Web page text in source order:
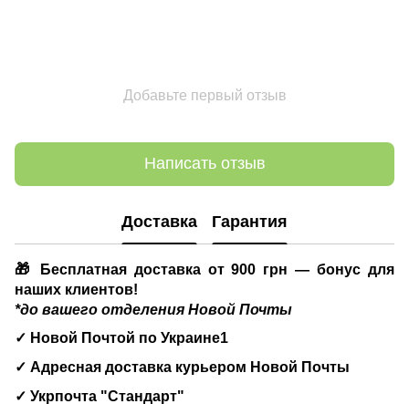
Добавьте первый отзыв
Написать отзыв
Доставка Гарантия
🎁 Бесплатная доставка от 900 грн — бонус для
наших клиентов!
*до вашего отделения Новой Почты
✓ Новой Почтой по Украине1
✓ Адресная доставка курьером Новой Почты
✓ Укрпочта "Стандарт"